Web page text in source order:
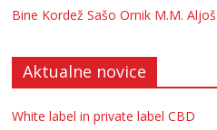
Bine Kordež Sašo Ornik M.M.
Aktualne novice
White label in private label CBD